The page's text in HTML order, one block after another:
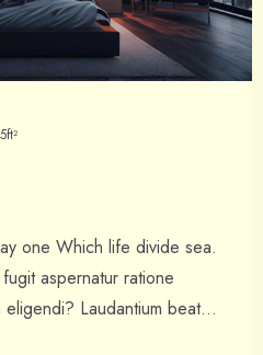
one Which life divide sea.
aspernatur ratione
Laudantium beatae